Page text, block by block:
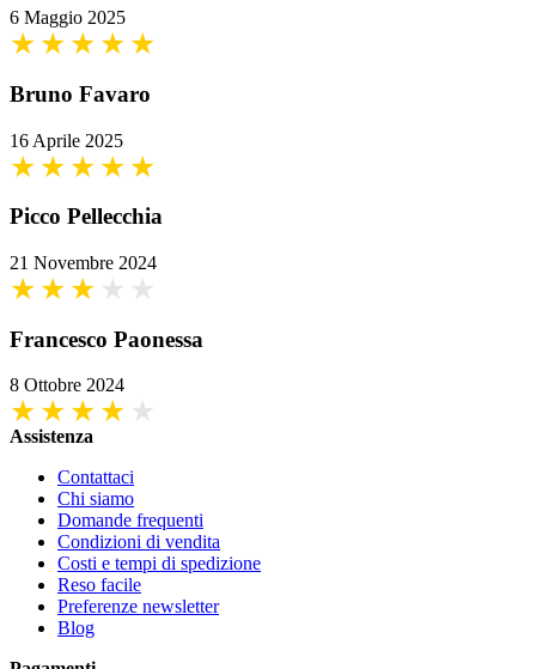
6 Maggio 2025
Bruno Favaro
16 Aprile 2025
Picco Pellecchia
21 Novembre 2024
Francesco Paonessa
8 Ottobre 2024
Assistenza
Contattaci
Chi siamo
Domande frequenti
Condizioni di vendita
Costi e tempi di spedizione
Reso facile
Preferenze newsletter
Blog